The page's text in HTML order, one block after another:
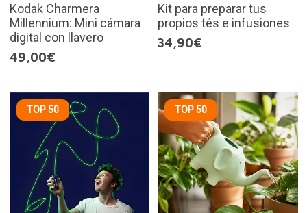
Kodak Charmera
Millennium: Mini cámara
digital con llavero
49,00€
Kit para preparar tus
propios tés e infusiones
34,90€
TOP 50 TOP 50